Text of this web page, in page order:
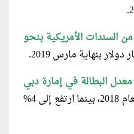
السندات الأمريكية بنحو
البطالة في إمارة دبي
في العام 2018، بينما ارتفع إلى 4%